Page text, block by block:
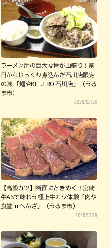
ラーメン用の巨大な骨が山盛り！前
日からじっくり煮込んだ石川店限定
の味 「麺やKEIJIRO 石川店」（うる
ま市）
2026/02/20
【高級カツ】断面にときめく！宮崎
牛A5で味わう極上牛カツ体験「肉や
食堂 in へんざ」（うるま市）
2025/12/19